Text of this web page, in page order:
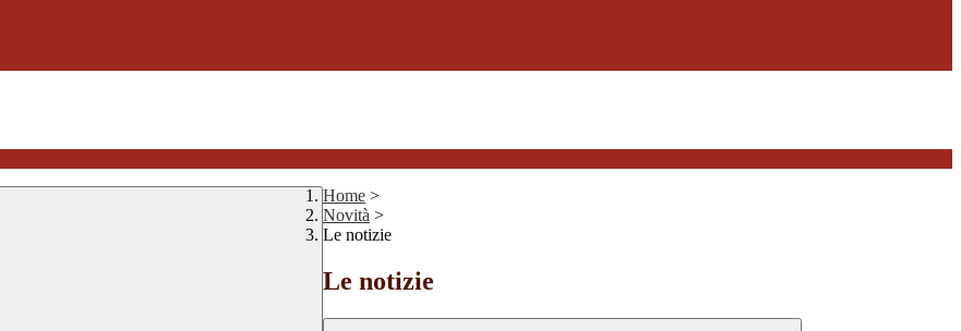
Home >
Novità >
Le notizie
Le notizie